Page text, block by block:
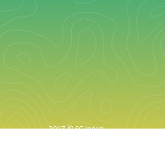
2017 © SC Inova